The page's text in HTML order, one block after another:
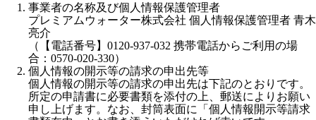
事業者の名称及び個人情報保護管理者
プレミアムウォーター株式会社 個人情報保護管理者 青木
亮介
（【電話番号】0120-937-032 携帯電話からご利用の場
合：0570-020-330）
個人情報の開示等の請求の申出先等
個人情報の開示等の請求の申出先は下記のとおりです。
所定の申請書に必要書類を添付の上、郵送によりお願い
申し上げます。なお、封筒表面に「個人情報開示等請求